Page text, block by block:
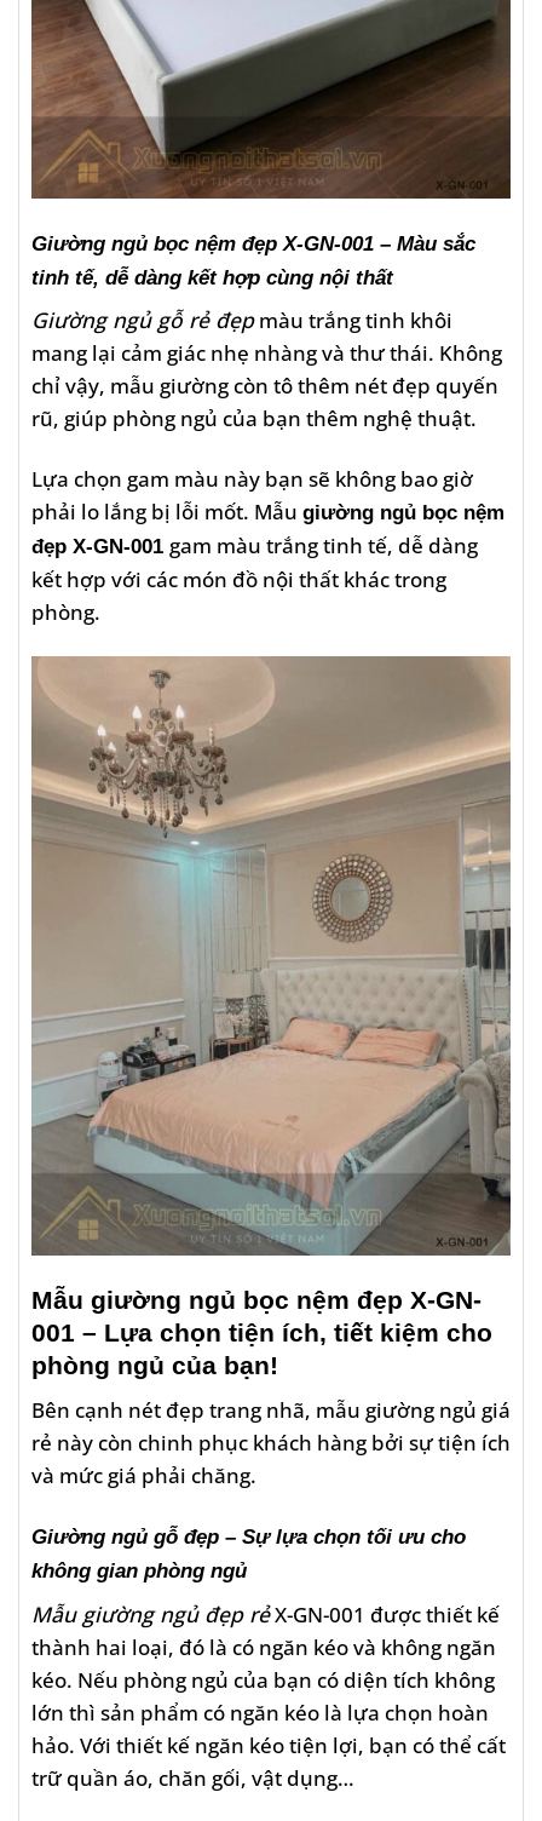
Giường ngủ bọc nệm đẹp X-GN-001 – Màu sắc
tinh tế, dễ dàng kết hợp cùng nội thất
Giường ngủ gỗ rẻ đẹpmàu trắng tinh khôi
mang lại cảm giác nhẹ nhàng và thư thái. Không
chỉ vậy, mẫu giường còn tô thêm nét đẹp quyến
rũ, giúp phòng ngủ của bạn thêm nghệ thuật.
Lựa chọn gam màu này bạn sẽ không bao giờ
phải lo lắng bị lỗi mốt. Mẫu giường ngủ bọc nệm
đẹp X-GN-001 gam màu trắng tinh tế, dễ dàng
kết hợp với các món đồ nội thất khác trong
phòng.
Mẫu giường ngủ bọc nệm đẹp X-GN-
001 – Lựa chọn tiện ích, tiết kiệm cho
phòng ngủ của bạn!
Bên cạnh nét đẹp trang nhã, mẫu giường ngủ giá
rẻ này còn chinh phục khách hàng bởi sự tiện ích
và mức giá phải chăng.
Giường ngủ gỗ đẹp – Sự lựa chọn tối ưu cho
không gian phòng ngủ
Mẫu giường ngủ đẹp rẻX-GN-001 được thiết kế
thành hai loại, đó là có ngăn kéo và không ngăn
kéo. Nếu phòng ngủ của bạn có diện tích không
lớn thì sản phẩm có ngăn kéo là lựa chọn hoàn
hảo. Với thiết kế ngăn kéo tiện lợi, bạn có thể cất
trữ quần áo, chăn gối, vật dụng…